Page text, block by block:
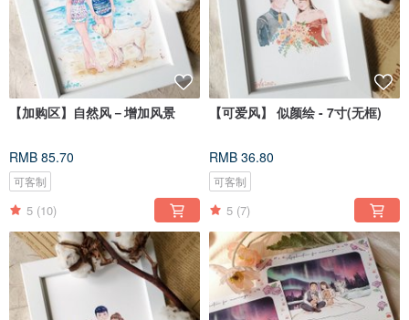
【加购区】自然风－增加风景
RMB 85.70
可客制
5 (10)
【可爱风】 似颜绘 - 7寸(无框)
RMB 36.80
可客制
5 (7)